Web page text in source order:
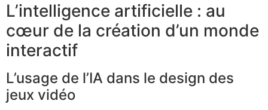
L’intelligence artificielle : au
cœur de la création d’un monde
interactif
L’usage de l’IA dans le design des
jeux vidéo